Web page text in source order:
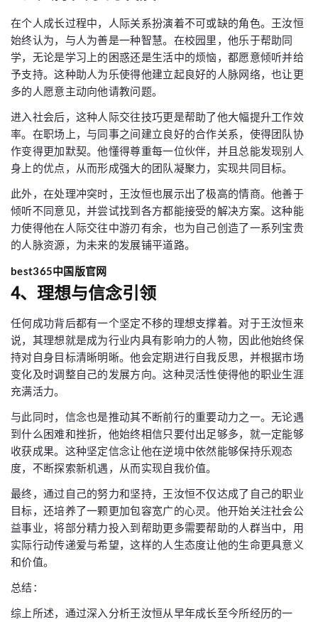
在个人成长过程中，人际关系扮演着不可或缺的角色。王汝恒
始终认为，与人为善是一种智慧。在校园里，他乐于帮助同
学，无论是学习上的困惑还是生活中的烦恼，都愿意倾听并给
予支持。这种助人为乐使得他建立起良好的人脉网络，也让更
多的人愿意主动向他请教问题。
进入社会后，这种人际交往技巧更是帮助了他大幅提升工作效
率。在职场上，与同事之间建立良好的合作关系，使得团队协
作变得更加默契。他懂得尊重每一位伙伴，并且总能发现别人
身上的优点，从而形成强大的团队凝聚力，实现共同目标。
此外，在处理冲突时，王汝恒也展示出了极高的情商。他善于
倾听不同意见，并尝试找到各方都能接受的解决方案。这种能
力使得他在人际交往中游刃有余，也为自己创造了一系列宝贵
的人脉资源，为未来的发展铺平道路。
best365中国版官网
4、理想与信念引领
任何成功背后都有一个坚定不移的理想支撑着。对于王汝恒来
说，其理想就是成为行业内具有影响力的人物，因此他始终保
持对自身目标清晰明晰。他会定期进行自我反思，并根据市场
变化及时调整自己的发展方向。这种灵活性使得他的职业生涯
充满活力。
与此同时，信念也是推动其不断前行的重要动力之一。无论遇
到什么困难和挫折，他始终相信只要付出足够多，就一定能够
收获成果。这种坚定信念让他在逆境中依然能够保持乐观态
度，不断探索新机遇，从而实现自我价值。
最终，通过自己的努力和坚持，王汝恒不仅达成了自己的职业
目标，还培养了一颗更加包容宽广的心灵。他开始关注社会公
益事业，将部分精力投入到帮助更多需要帮助的人群当中，用
实际行动传递爱与希望，这样的人生态度让他的生命更具意义
和价值。
总结：
综上所述，通过深入分析王汝恒从早年成长至今所经历的一